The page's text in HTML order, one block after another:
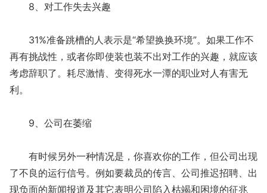
8、对工作失去兴趣
31%准备跳槽的人表示是“希望换换环境”。如果工作不
再有挑战性，或者你即使装也装不出对工作的兴趣，就应该
考虑辞职了。耗尽激情、变得死水一潭的职业对人有害无
利。
9、公司在萎缩
有时候另外一种情况是，你喜欢你的工作，但公司出现
了不良的运行信号。例如要裁员的传言、公司推迟招聘、出
现负面的新闻报道及其它表明公司陷入枯竭和困境的征兆